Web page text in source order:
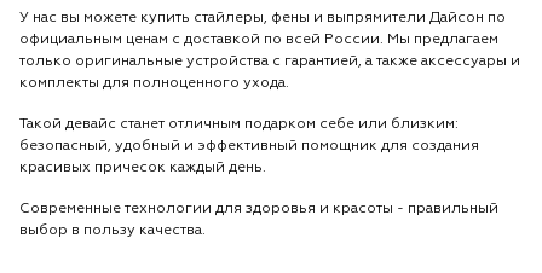
У нас вы можете купить стайлеры, фены и выпрямители Дайсон по
официальным ценам с доставкой по всей России. Мы предлагаем
только оригинальные устройства с гарантией, а также аксессуары и
комплекты для полноценного ухода.
Такой девайс станет отличным подарком себе или близким:
безопасный, удобный и эффективный помощник для создания
красивых причесок каждый день.
Современные технологии для здоровья и красоты - правильный
выбор в пользу качества.